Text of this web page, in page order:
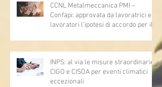
CCNL Metalmeccanica PMI –
Confapi: approvata da lavoratrici e
lavoratori l’ipotesi di accordo per il
INPS: al via le misure straordinarie
CIGO e CISOA per eventi climatici
eccezionali